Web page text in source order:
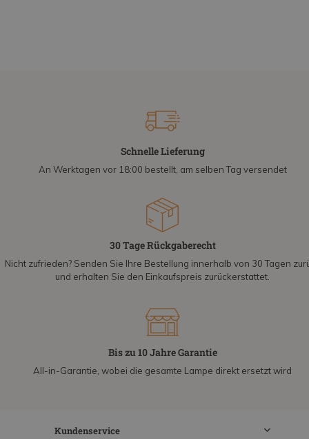
Schnelle Lieferung
An Werktagen vor 18:00 bestellt, am selben Tag versendet
30 Tage Rückgaberecht
Nicht zufrieden? Senden Sie Ihre Bestellung innerhalb von 30 Tagen
und erhalten Sie den Einkaufspreis zurückerstattet.
Bis zu 10 Jahre Garantie
All-in-Garantie, wobei die gesamte Lampe direkt ersetzt wird
Kundenservice